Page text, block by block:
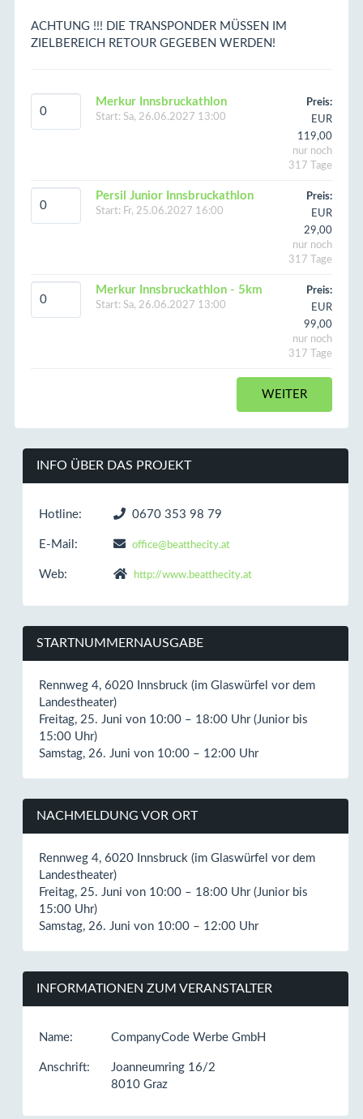
ACHTUNG !!! DIE TRANSPONDER MÜSSEN IM
ZIELBEREICH RETOUR GEGEBEN WERDEN!
Merkur Innsbruckathlon
Start: Sa, 26.06.2027 13:00
Preis:
EUR
119,00
nur noch
317 Tage
Persil Junior Innsbruckathlon
Start: Fr, 25.06.2027 16:00
Preis:
EUR
29,00
nur noch
317 Tage
Merkur Innsbruckathlon - 5km
Start: Sa, 26.06.2027 13:00
Preis:
EUR
99,00
nur noch
317 Tage
INFO ÜBER DAS PROJEKT
Hotline: 0670 353 98 79
E-Mail: office@beatthecity.at
Web: http://www.beatthecity.at
STARTNUMMERNAUSGABE
Rennweg 4, 6020 Innsbruck (im Glaswürfel vor dem
Landestheater)
Freitag, 25. Juni von 10:00 – 18:00 Uhr (Junior bis
15:00 Uhr)
Samstag, 26. Juni von 10:00 – 12:00 Uhr
NACHMELDUNG VOR ORT
Rennweg 4, 6020 Innsbruck (im Glaswürfel vor dem
Landestheater)
Freitag, 25. Juni von 10:00 – 18:00 Uhr (Junior bis
15:00 Uhr)
Samstag, 26. Juni von 10:00 – 12:00 Uhr
INFORMATIONEN ZUM VERANSTALTER
Name: CompanyCode Werbe GmbH
Anschrift:
Joanneumring 16/2
8010 Graz